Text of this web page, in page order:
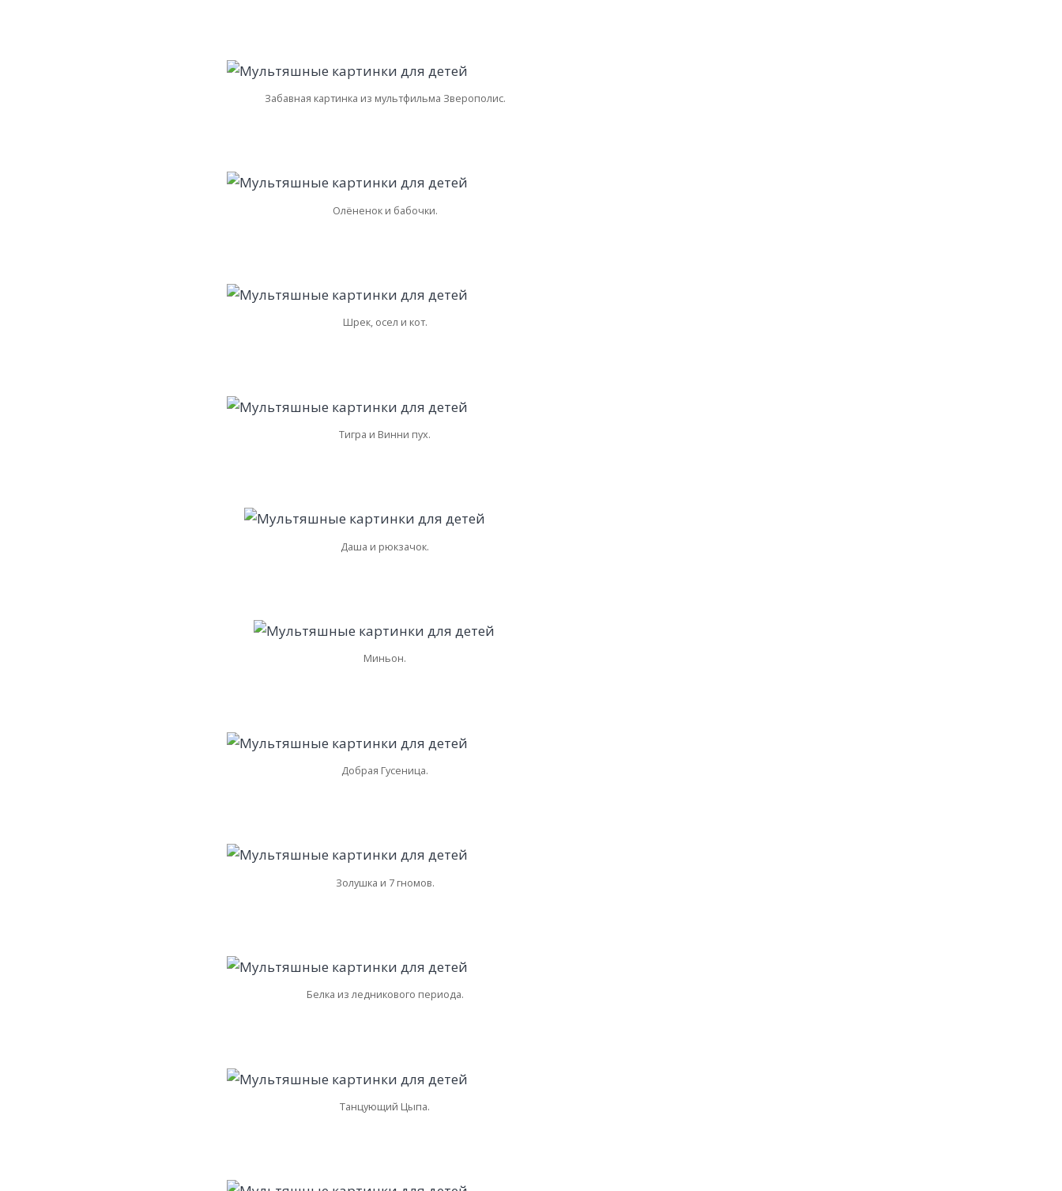
Забавная картинка из мультфильма Зверополис.
Олёненок и бабочки.
Шрек, осел и кот.
Тигра и Винни пух.
Даша и рюкзачок.
Миньон.
Добрая Гусеница.
Золушка и 7 гномов.
Белка из ледникового периода.
Танцующий Цыпа.